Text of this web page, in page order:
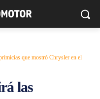
que mostró Chrysler en el
las